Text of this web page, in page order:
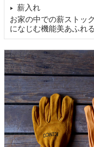
▶
薪入れ
お家の中での薪ストッ
になじむ機能美あふれ